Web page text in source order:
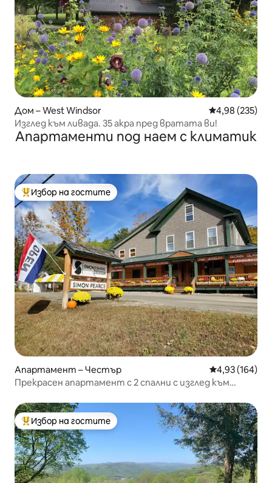
Дом – West Windsor Средна
4,98 (235)
Изглед към ливада. 35 акра пред вратата ви!
Апартаменти под наем с климатик
Най-популярен избор на гостите
Избор на гостите
Апартамент – Честър Средна
4,93 (164)
Прекрасен апартамент с 2 спални с изглед към
Най-популярен избор на гостите
Избор на гостите